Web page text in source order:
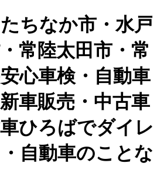
ちなか市・水戸
常陸太田市・常
心車検・自動車
車販売・中古車
ひろばでダイレ
自動車のことな